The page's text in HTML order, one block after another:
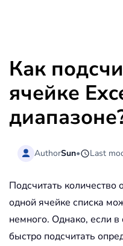
Как
ячейке
AuthorSun• Last
Подсчитать
одной ячейке списка
немного. Однако, если в
быстро подсчитать